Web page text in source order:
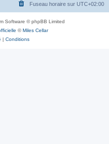
Fuseau horaire sur UTC+02:00
Software © phpBB Limited
©Miles Cellar
| Conditions